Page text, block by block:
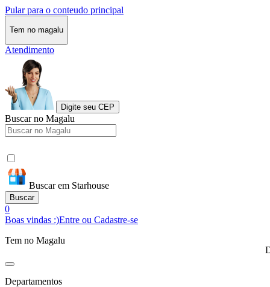
Pular para o conteudo principal
Tem no magalu
Atendimento
Digite seu CEP
Buscar no Magalu
Buscar em Starhouse
Buscar
0
Boas vindas :)Entre ou Cadastre-se
Tem no Magalu
Departamentos